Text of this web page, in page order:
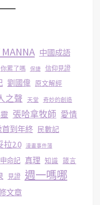
MANNA 中國成語
你累了嗎 保捷 信仰見證
劉國偉 原文解經
之聲 天堂 奇妙的創造
張哈拿牧師 愛情
首到年終 民數記
拉2.0 漫畫事件簿
申命記 真理 知識 箴言
見證 週一嗎哪
文章